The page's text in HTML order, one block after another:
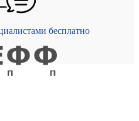
бесплатно